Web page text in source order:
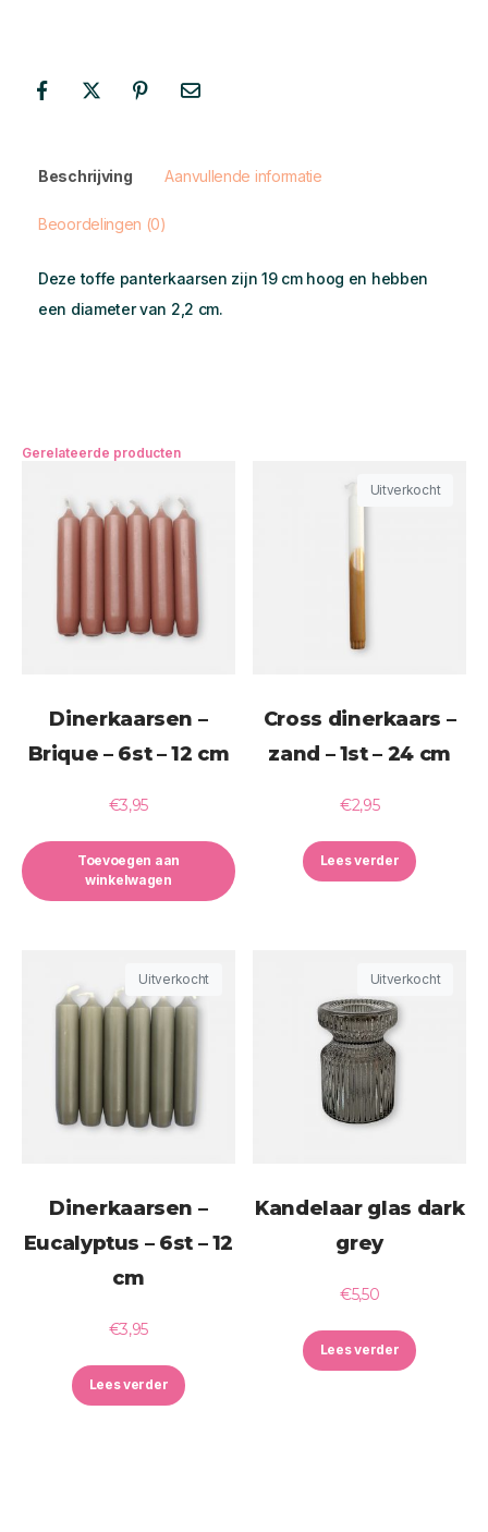
Beschrijving Aanvullende informatie
Beoordelingen (0)
Deze toffe panterkaarsen zijn 19 cm hoog en hebben
een diameter van 2,2 cm.
Gerelateerde producten
Dinerkaarsen –
Brique – 6st – 12 cm
€3,95
Toevoegen aan
winkelwagen
Uitverkocht
Cross dinerkaars –
zand – 1st – 24 cm
€2,95
Lees verder
Uitverkocht
Dinerkaarsen –
Eucalyptus – 6st – 12
cm
€3,95
Lees verder
Uitverkocht
Kandelaar glas dark
grey
€5,50
Lees verder